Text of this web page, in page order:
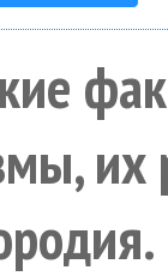
их